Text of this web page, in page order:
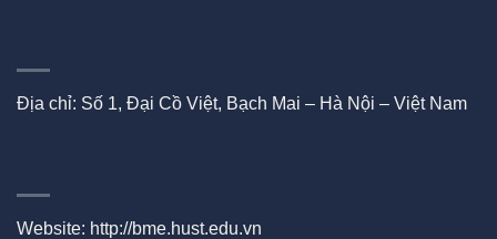
Địa chỉ: Số 1, Đại Cồ Việt, Bạch Mai – Hà Nội – Việt Nam
Website: http://bme.hust.edu.vn